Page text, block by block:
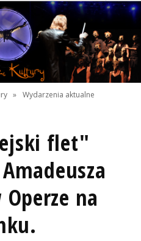
» Wydarzenia aktualne
flet"
na